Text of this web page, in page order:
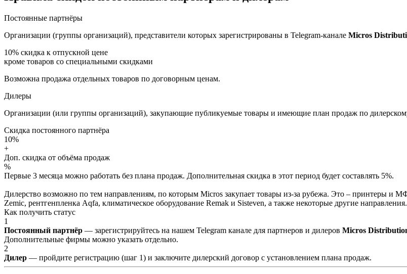
Постоянные партнёры
Организации (группы организаций), представители которых зарегистрированы в Telegram-канале Micros
10% скидка к отпускной цене
кроме товаров со специальными скидками
Возможна продажа отдельных товаров по договорным ценам.
Дилеры
Организации (или группы организаций), закупающие публикуемые товары и имеющие план продаж по
Скидка постоянного партнёра
10%
+
Доп. скидка от объёма продаж
%
Первые 3 месяца можно работать без плана продаж. Дополнительная скидка в этот период будет составлять 5%.
Дилерство возможно по тем направлениям, по которым Micros закупает товары из-за рубежа. Это – принтеры и
Zemic, рентгенпленка Aqfa, климатическое оборудование Remak и Sisteven, а также некоторые другие направления.
Как получить статус
1
Постоянный партнёр — зарегистрируйтесь на нашем Telegram канале для партнеров и дилеров Micros
Дополнительные фирмы можно указать отдельно.
2
Дилер — пройдите регистрацию (шаг 1) и заключите дилерский договор с установлением плана продаж.